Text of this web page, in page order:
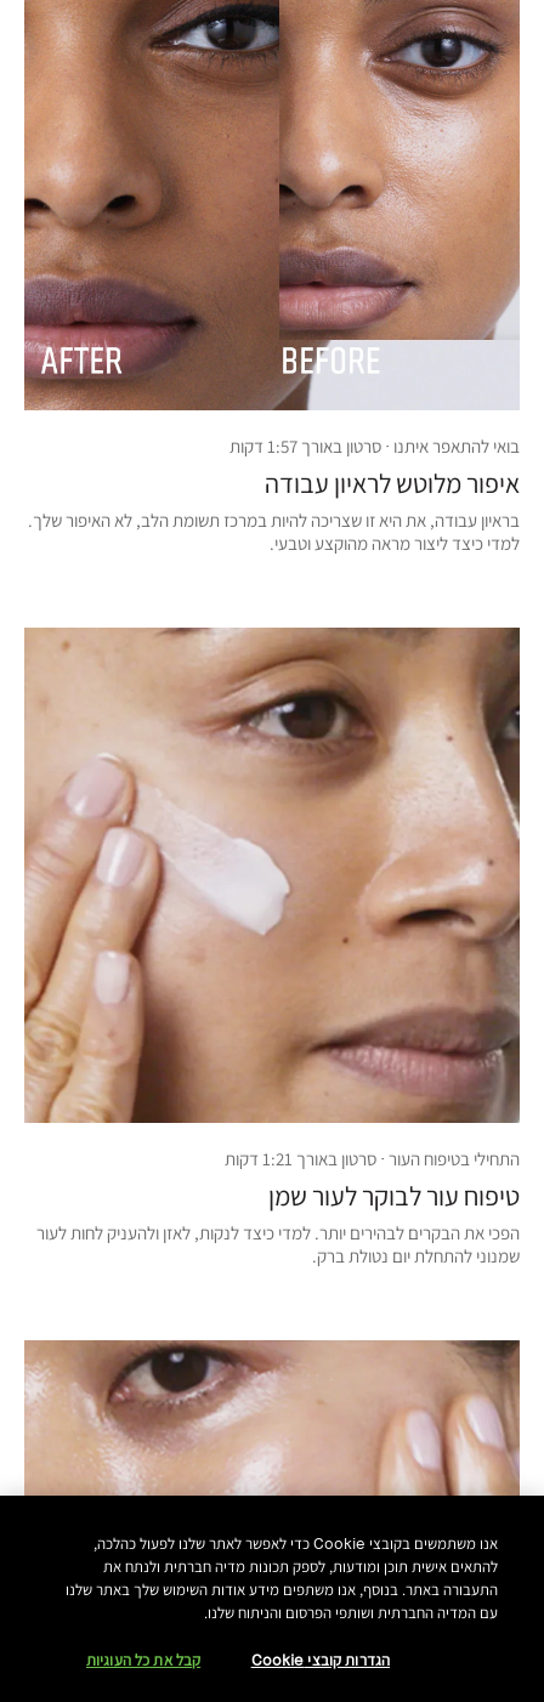
בואי להתאפר איתנו · סרטון באורך 1:57 דקות
איפור מלוטש לראיון עבודה
בראיון עבודה, את היא זו שצריכה להיות במרכז תשומת הלב, לא האיפור שלך.
למדי כיצד ליצור מראה מהוקצע וטבעי.
התחילי בטיפוח העור · סרטון באורך 1:21 דקות
טיפוח עור לבוקר לעור שמן
הפכי את הבקרים לבהירים יותר. למדי כיצד לנקות, לאזן ולהעניק לחות לעור
שמנוני להתחלת יום נטולת ברק.
אנו משתמשים בקובצי Cookie כדי לאפשר לאתר שלנו לפעול כהלכה,
להתאים אישית תוכן ומודעות, לספק תכונות מדיה חברתית ולנתח את
התעבורה באתר. בנוסף, אנו משתפים מידע אודות השימוש שלך באתר שלנו
עם המדיה החברתית ושותפי הפרסום והניתוח שלנו.
הגדרות קובצי Cookie קבל את כל העוגיות